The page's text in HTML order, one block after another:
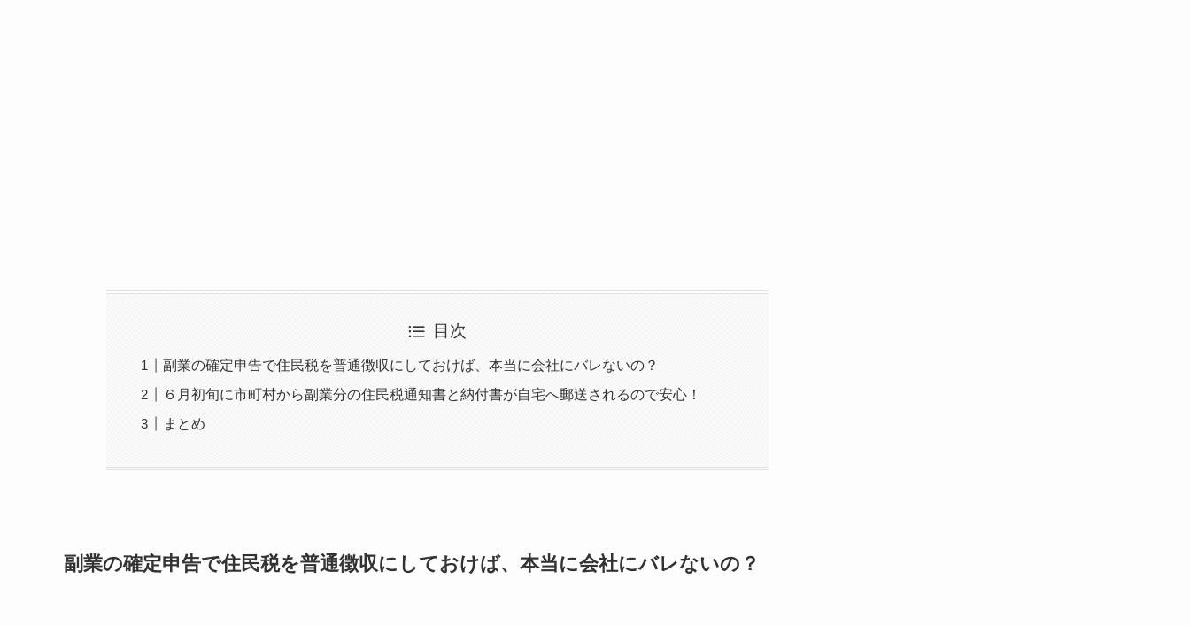
目次
副業の確定申告で住民税を普通徴収にしておけば、本当に会社にバレないの？
６月初旬に市町村から副業分の住民税通知書と納付書が自宅へ郵送されるので安心！
まとめ
副業の確定申告で住民税を普通徴収にしておけば、本当に会社にバレないの？